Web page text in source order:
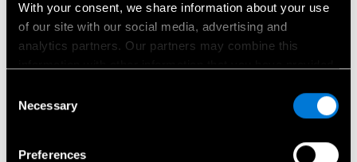
With your consent, we share information about your use
of our site with our social media, advertising and
analytics partners. Our partners may combine this
their services.
Selection
Necessary
Preferences
Kontakttelefon*
Sõiduki praegune läbisõit